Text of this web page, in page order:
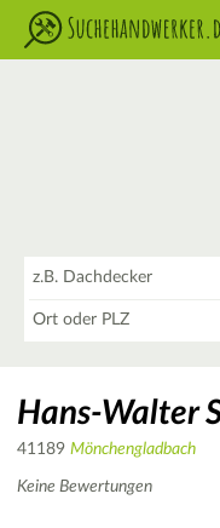
Hans-Walter
41189 Mönchengladbach
Keine Bewertungen